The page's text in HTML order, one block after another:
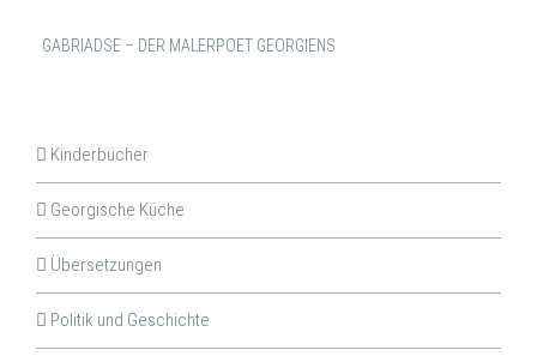
GABRIADSE – DER MALERPOET GEORGIENS
Kinderbücher
Georgische Küche
Übersetzungen
Politik und Geschichte